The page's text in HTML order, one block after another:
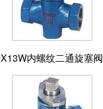
X13W内螺纹二通旋塞阀